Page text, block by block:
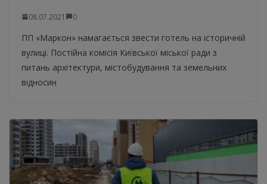
08.07.2021 0
ПП «Маркон» намагається звести готель на історичній
вулиці. Постійна комісія Київської міської ради з
питань архітектури, містобудування та земельних
відносин